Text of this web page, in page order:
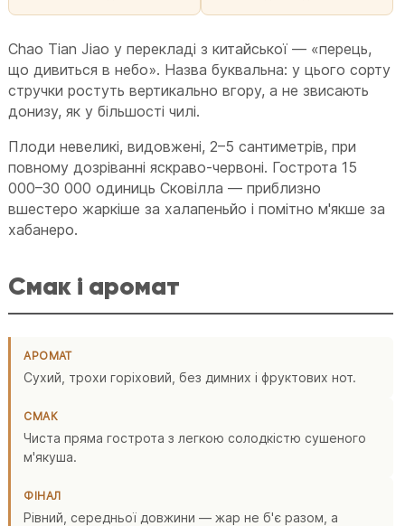
Chao Tian Jiao у перекладі з китайської — «перець,
що дивиться в небо». Назва буквальна: у цього сорту
стручки ростуть вертикально вгору, а не звисають
донизу, як у більшості чилі.
Плоди невеликі, видовжені, 2–5 сантиметрів, при
повному дозріванні яскраво-червоні. Гострота 15
000–30 000 одиниць Сковілла — приблизно
вшестеро жаркіше за халапеньйо і помітно м'якше за
хабанеро.
Смак і аромат
АРОМАТ
Сухий, трохи горіховий, без димних і фруктових нот.
СМАК
Чиста пряма гострота з легкою солодкістю сушеного
м'якуша.
ФІНАЛ
Рівний, середньої довжини — жар не б'є разом, а